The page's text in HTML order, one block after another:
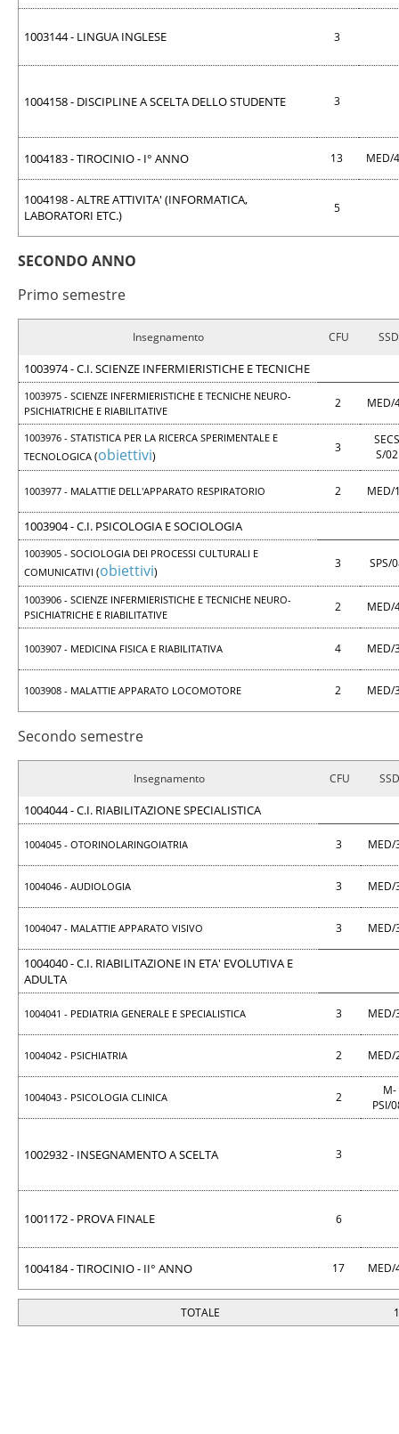
1003144 - LINGUA INGLESE 3
1004158 - DISCIPLINE A SCELTA DELLO STUDENTE 3
1004183 - TIROCINIO - I° ANNO 13 MED/
1004198 - ALTRE ATTIVITA' (INFORMATICA,
LABORATORI ETC.)
5
SECONDO ANNO
Primo semestre
Insegnamento CFU SSD
1003974 - C.I. SCIENZE INFERMIERISTICHE E TECNICHE
1003975 - SCIENZE INFERMIERISTICHE E TECNICHE NEURO-
PSICHIATRICHE E RIABILITATIVE
2
1003976 - STATISTICA PER LA RICERCA SPERIMENTALE E
TECNOLOGICA (obiettivi)
3
S/
1003977 - MALATTIE DELL'APPARATO RESPIRATORIO 2
1003904 - C.I. PSICOLOGIA E SOCIOLOGIA
1003905 - SOCIOLOGIA DEI PROCESSI CULTURALI E
COMUNICATIVI (obiettivi)
3 SPS/
1003906 - SCIENZE INFERMIERISTICHE E TECNICHE NEURO-
PSICHIATRICHE E RIABILITATIVE
2
1003907 - MEDICINA FISICA E RIABILITATIVA 4
1003908 - MALATTIE APPARATO LOCOMOTORE 2
Secondo semestre
Insegnamento CFU SSD
1004044 - C.I. RIABILITAZIONE SPECIALISTICA
1004045 - OTORINOLARINGOIATRIA 3
1004046 - AUDIOLOGIA 3
1004047 - MALATTIE APPARATO VISIVO 3
1004040 - C.I. RIABILITAZIONE IN ETA' EVOLUTIVA E
ADULTA
1004041 - PEDIATRIA GENERALE E SPECIALISTICA 3
1004042 - PSICHIATRIA 2
1004043 - PSICOLOGIA CLINICA 2
M-
PSI/
1002932 - INSEGNAMENTO A SCELTA 3
1001172 - PROVA FINALE 6
1004184 - TIROCINIO - II° ANNO 17
TOTALE